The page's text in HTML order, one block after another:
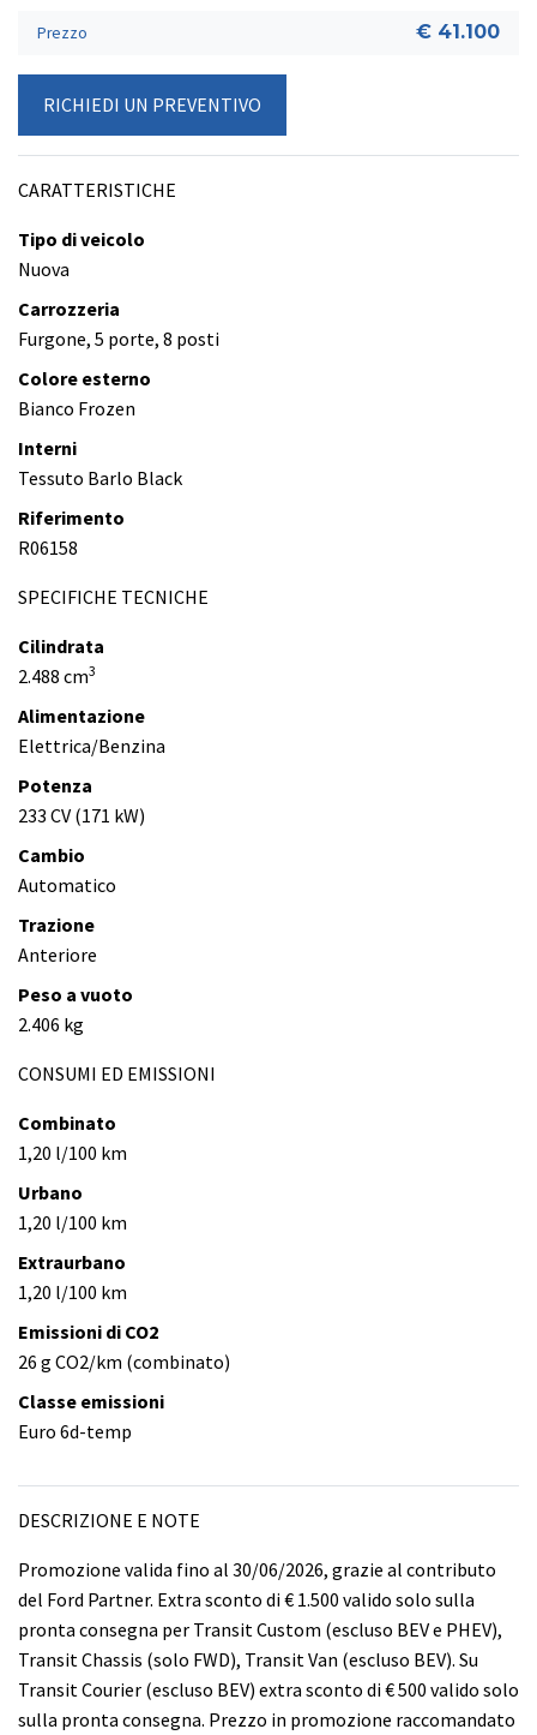
Prezzo € 41.100
RICHIEDI UN PREVENTIVO
CARATTERISTICHE
Tipo di veicolo
Nuova
Carrozzeria
Furgone, 5 porte, 8 posti
Colore esterno
Bianco Frozen
Interni
Tessuto Barlo Black
Riferimento
R06158
SPECIFICHE TECNICHE
Cilindrata
2.488 cm3
Alimentazione
Elettrica/Benzina
Potenza
233 CV (171 kW)
Cambio
Automatico
Trazione
Anteriore
Peso a vuoto
2.406 kg
CONSUMI ED EMISSIONI
Combinato
1,20 l/100 km
Urbano
1,20 l/100 km
Extraurbano
1,20 l/100 km
Emissioni di CO2
26 g CO2/km (combinato)
Classe emissioni
Euro 6d-temp
DESCRIZIONE E NOTE
Promozione valida fino al 30/06/2026, grazie al contributo
del Ford Partner. Extra sconto di € 1.500 valido solo sulla
pronta consegna per Transit Custom (escluso BEV e PHEV),
Transit Chassis (solo FWD), Transit Van (escluso BEV). Su
Transit Courier (escluso BEV) extra sconto di € 500 valido solo
sulla pronta consegna. Prezzo in promozione raccomandato